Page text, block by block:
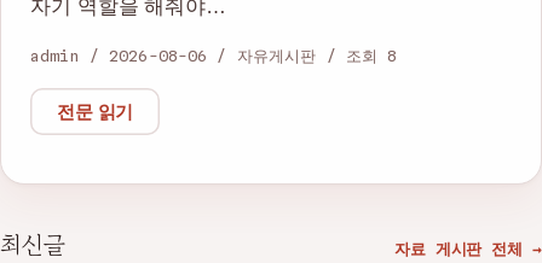
자기 역할을 해줘야…
admin / 2026-08-06 / 자유게시판 / 조회 8
전문 읽기
최신글 자료 게시판 전체 →